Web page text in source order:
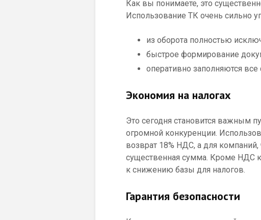
Как вы понимаете, это
Использование ТК очень сильно
из оборота полностью
быстрое формирование
оперативно заполняются
Экономия на налогах
Это сегодня становится важным
огромной конкуренции.
возврат 18% НДС, а для
существенная сумма. Кроме НДС
к снижению базы для налогов.
Гарантия безопасности